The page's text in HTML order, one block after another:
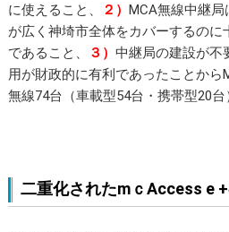
に使えること、
２） MCA無線中継
が広く神埼市全体をカバーするのに
であること、
３） 中継局の建設が不
用が財政的に有利であったことから
無線74台（車載型54台・携帯型20台
二重化されたmｃAccess e